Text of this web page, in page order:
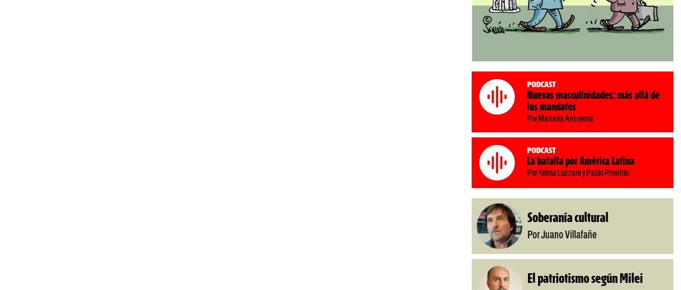
Podcast
Nuevas masculinidades: más allá de
los mandatos
Por Mariana Anzorena
Podcast
La batalla por América Latina
Por Telma Luzzani y Pablo Provitilo
Soberanía cultural
Por Juano Villafañe
El patriotismo según Milei